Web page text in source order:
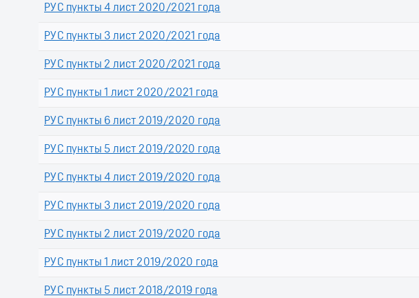
РУС пункты 4 лист 2020/2021 года
РУС пункты 3 лист 2020/2021 года
РУС пункты 2 лист 2020/2021 года
РУС пункты 1 лист 2020/2021 года
РУС пункты 6 лист 2019/2020 года
РУС пункты 5 лист 2019/2020 года
РУС пункты 4 лист 2019/2020 года
РУС пункты 3 лист 2019/2020 года
РУС пункты 2 лист 2019/2020 года
РУС пункты 1 лист 2019/2020 года
РУС пункты 5 лист 2018/2019 года